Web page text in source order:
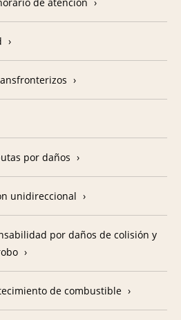
por daños
unidireccional
por daños de colisión y
de combustible